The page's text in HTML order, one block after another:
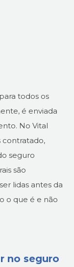
todos os
é enviada
No Vital
contratado,
seguro
são
lidas antes da
o que é e não
no seguro